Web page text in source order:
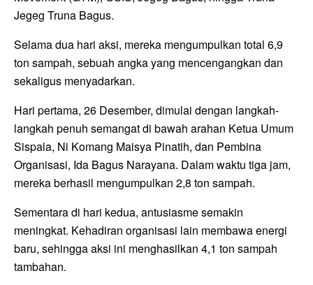
Jegeg Truna Bagus.
Selama dua hari aksi, mereka mengumpulkan total 6,9
ton sampah, sebuah angka yang mencengangkan dan
sekaligus menyadarkan.
Hari pertama, 26 Desember, dimulai dengan langkah-
langkah penuh semangat di bawah arahan Ketua Umum
Sispala, Ni Komang Maisya Pinatih, dan Pembina
Organisasi, Ida Bagus Narayana. Dalam waktu tiga jam,
mereka berhasil mengumpulkan 2,8 ton sampah.
Sementara di hari kedua, antusiasme semakin
meningkat. Kehadiran organisasi lain membawa energi
baru, sehingga aksi ini menghasilkan 4,1 ton sampah
tambahan.